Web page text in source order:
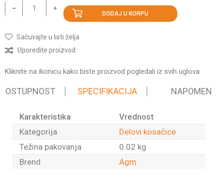
DODAJ U KORPU
Sačuvajte u listi želja
Uporedite proizvod
Kliknite na ikonicu kako biste proizvod pogledali iz svih uglova
SPECIFIKACIJA NAPOMENA
Karakteristika
Vrednost
Kategorija
Delovi kosačice
Težina pakovanja
0.02 kg
Brend
Agm